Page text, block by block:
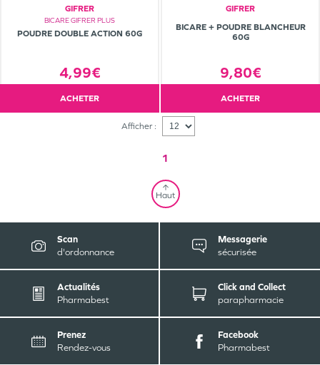
GIFRER
BICARE GIFRER PLUS
POUDRE DOUBLE ACTION 60G
4,99€
ACHETER
GIFRER
BICARE + POUDRE BLANCHEUR
60G
9,80€
ACHETER
Afficher :
1
Haut
Scan
d'ordonnance
Messagerie
sécurisée
Actualités
Pharmabest
Click and Collect
parapharmacie
Prenez
Rendez-vous
Facebook
Pharmabest